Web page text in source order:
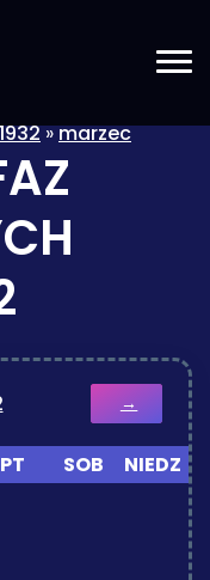
1932»marzec
→
PT SOB NIEDZ